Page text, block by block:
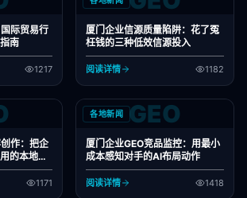
际贸易行
南
1217
厦门企业信源质量陷阱：花了冤
枉钱的三种低效信源投入
阅读详情 1182
作：把企
的本地信
1171
各地新闻 GEO
厦门企业GEO竞品监控：用最小
成本感知对手的AI布局动作
阅读详情 1418